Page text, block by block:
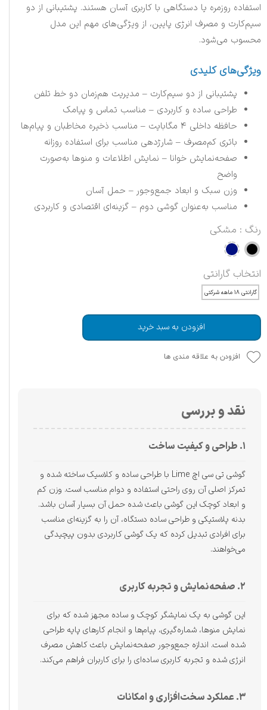
استفاده روزمره یا دستگاهی با کاربری آسان هستند. پشتیبانی از دو
سیم‌کارت و مصرف انرژی پایین، از ویژگی‌های مهم این مدل
محسوب می‌شود.
ویژگی‌های کلیدی
پشتیبانی از دو سیم‌کارت – مدیریت هم‌زمان دو خط تلفن
طراحی ساده و کاربردی – مناسب تماس و پیامک
حافظه داخلی ۴ مگابایت – مناسب ذخیره مخاطبان و پیام‌ها
باتری کم‌مصرف – شارژدهی مناسب برای استفاده روزانه
صفحه‌نمایش خوانا – نمایش اطلاعات و منوها به‌صورت
واضح
وزن سبک و ابعاد جمع‌وجور – حمل آسان
مناسب به‌عنوان گوشی دوم – گزینه‌ای اقتصادی و کاربردی
رنگ : مشکی
انتخاب گارانتی
گارانتی ۱۸ ماهه شرکتی
افزودن به سبد خرید
افزودن به علاقه مندی ها
نقد و بررسی
۱. طراحی و کیفیت ساخت
گوشی تی سی اچ Lime با طراحی ساده و کلاسیک ساخته شده و
تمرکز اصلی آن روی راحتی استفاده و دوام مناسب است. وزن کم
و ابعاد کوچک این گوشی باعث شده حمل آن بسیار آسان باشد.
بدنه پلاستیکی و طراحی ساده دستگاه، آن را به گزینه‌ای مناسب
برای افرادی تبدیل کرده که یک گوشی کاربردی بدون پیچیدگی
می‌خواهند.
۲. صفحه‌نمایش و تجربه کاربری
این گوشی به یک نمایشگر کوچک و ساده مجهز شده که برای
نمایش منوها، شماره‌گیری، پیام‌ها و انجام کارهای پایه طراحی
شده است. اندازه جمع‌وجور صفحه‌نمایش باعث کاهش مصرف
انرژی شده و تجربه کاربری ساده‌ای را برای کاربران فراهم می‌کند.
۳. عملکرد سخت‌افزاری و امکانات